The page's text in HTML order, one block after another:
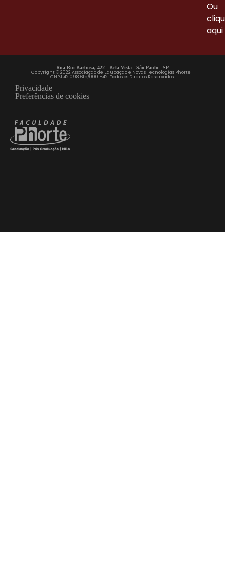
Ou
aqui
Rua Rui Barbosa, 422 - Bela Vista - São Paulo - SP
Copyright © 2022 Associação de Educação e Novas Tecnologias Phorte -
CNPJ:42.098.615/0001-42. Todos os Direitos Reservados.
Privacidade
Preferências de cookies